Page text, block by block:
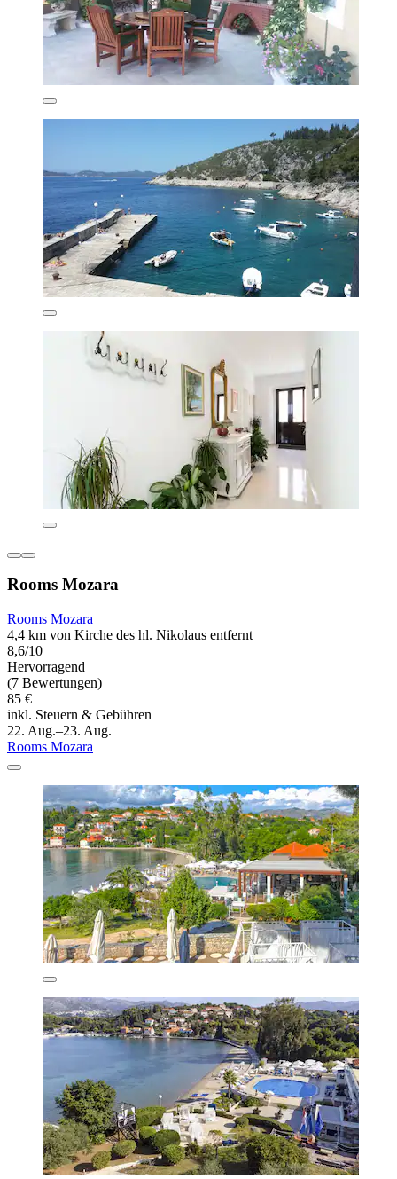
Rooms Mozara
Rooms Mozara
4,4 km von Kirche des hl. Nikolaus entfernt
8,6/10
Hervorragend
(7 Bewertungen)
85 €
inkl. Steuern & Gebühren
22. Aug.–23. Aug.
Rooms Mozara